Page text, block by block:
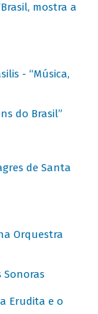
mostra a
- “Música,
do Brasil”
de Santa
Orquestra
Sonoras
Erudita e o